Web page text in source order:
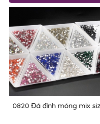
0820 Đá đính móng mix